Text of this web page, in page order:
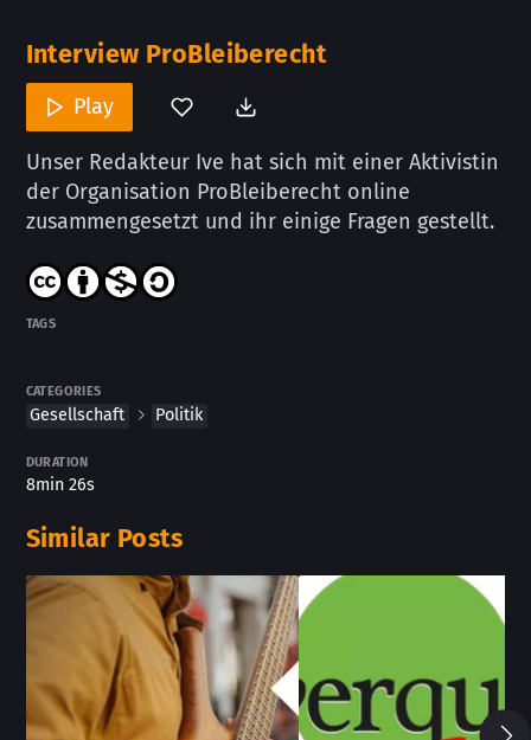
Interview ProBleiberecht
Play
Unser Redakteur Ive hat sich mit einer Aktivistin
der Organisation ProBleiberecht online
zusammengesetzt und ihr einige Fragen gestellt.
TAGS
CATEGORIES
Gesellschaft Politik
DURATION
8min 26s
Similar Posts
Skip Similar Posts